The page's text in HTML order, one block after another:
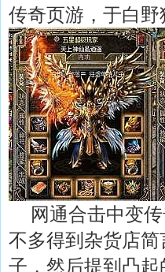
传奇页游，于白
网通合击中变传
不多得到杂货店
子，然后提到凸